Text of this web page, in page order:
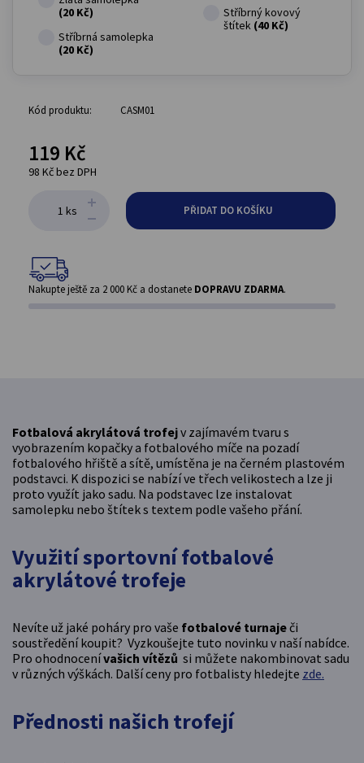
(20 Kč)
Stříbrná samolepka
(20 Kč)
Stříbrný kovový
štítek (40 Kč)
Kód produktu: CASM01
119 Kč
98 Kč bez DPH
ks PŘIDAT DO KOŠÍKU
Nakupte ještě za 2 000 Kč a dostanete DOPRAVU ZDARMA.
Fotbalová akrylátová trofejv zajímavém tvaru s
vyobrazením kopačky a fotbalového míče na pozadí
fotbalového hřiště a sítě, umístěna je na černém plastovém
podstavci. K dispozici se nabízí ve třech velikostech a lze ji
proto využít jako sadu. Na podstavec lze instalovat
samolepku nebo štítek s textem podle vašeho přání.
Využití sportovní fotbalové
akrylátové trofeje
Nevíte už jaké poháry pro vaše fotbalové turnaječi
soustředění koupit? Vyzkoušejte tuto novinku v naší nabídce.
Pro ohodnocenívašich vítězů si můžete nakombinovat sadu
v různých výškách. Další ceny pro fotbalisty hledejte zde.
Přednosti našich trofejí